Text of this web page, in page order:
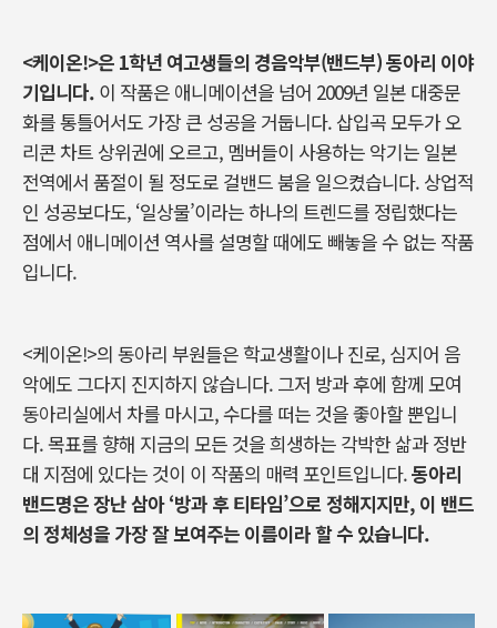
<케이온!>은 1학년 여고생들의 경음악부(밴드부) 동아리 이야
기입니다. 이 작품은 애니메이션을 넘어 2009년 일본 대중문
화를 통틀어서도 가장 큰 성공을 거둡니다. 삽입곡 모두가 오
리콘 차트 상위권에 오르고, 멤버들이 사용하는 악기는 일본
전역에서 품절이 될 정도로 걸밴드 붐을 일으켰습니다. 상업적
인 성공보다도, ‘일상물’이라는 하나의 트렌드를 정립했다는
점에서 애니메이션 역사를 설명할 때에도 빼놓을 수 없는 작품
입니다.
<케이온!>의 동아리 부원들은 학교생활이나 진로, 심지어 음
악에도 그다지 진지하지 않습니다. 그저 방과 후에 함께 모여
동아리실에서 차를 마시고, 수다를 떠는 것을 좋아할 뿐입니
다. 목표를 향해 지금의 모든 것을 희생하는 각박한 삶과 정반
대 지점에 있다는 것이 이 작품의 매력 포인트입니다.동아리
밴드명은 장난 삼아 ‘방과 후 티타임’으로 정해지지만, 이 밴드
의 정체성을 가장 잘 보여주는 이름이라 할 수 있습니다.